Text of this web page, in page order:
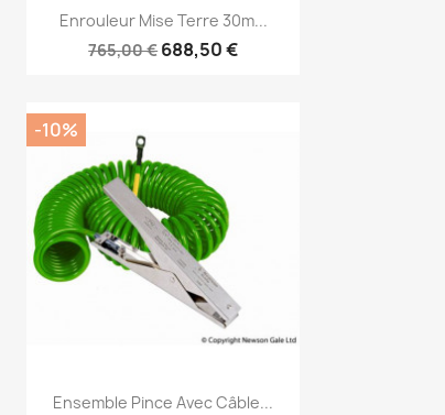
Aperçu rapide
Enrouleur Mise Terre 30m...
765,00 €688,50 €
Aperçu rapide
Ensemble Pince Avec Câble...
-10%